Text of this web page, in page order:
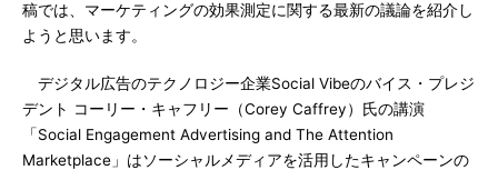
稿では、マーケティングの効果測定に関する最新の議論を紹介し
ようと思います。
デジタル広告のテクノロジー企業Social Vibeのバイス・プレジ
デント コーリー・キャフリー（Corey Caffrey）氏の講演
「Social Engagement Advertising and The Attention
Marketplace」はソーシャルメディアを活用したキャンペーンの